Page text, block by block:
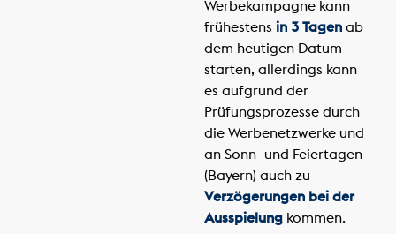
Werbekampagne kann
frühestens in 3 Tagenab
dem heutigen Datum
starten, allerdings kann
es aufgrund der
Prüfungsprozesse durch
die Werbenetzwerke und
an Sonn- und Feiertagen
(Bayern) auch zu
Verzögerungen bei der
Ausspielungkommen.